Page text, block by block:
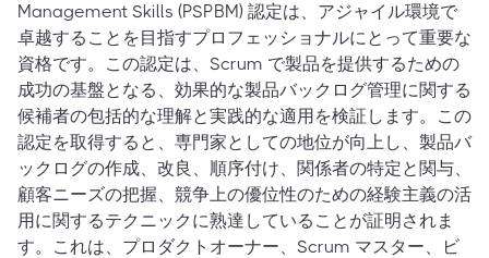
Management Skills (PSPBM) 認定は、アジャイル環境で
卓越することを目指すプロフェッショナルにとって重要な
資格です。この認定は、Scrum で製品を提供するための
成功の基盤となる、効果的な製品バックログ管理に関する
候補者の包括的な理解と実践的な適用を検証します。この
認定を取得すると、専門家としての地位が向上し、製品バ
ックログの作成、改良、順序付け、関係者の特定と関与、
顧客ニーズの把握、競争上の優位性のための経験主義の活
用に関するテクニックに熟達していることが証明されま
す。これは、プロダクトオーナー、Scrum マスター、ビ